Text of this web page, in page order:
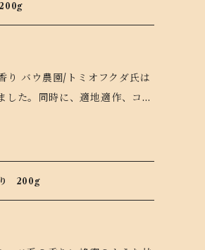
た。同時に、適地適作、コー
めました。 ようやく見つけた
農園には大粒のクリスタル
り 200g